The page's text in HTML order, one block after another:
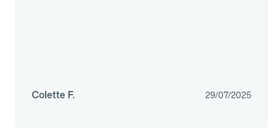
Colette F. 29/07/2025